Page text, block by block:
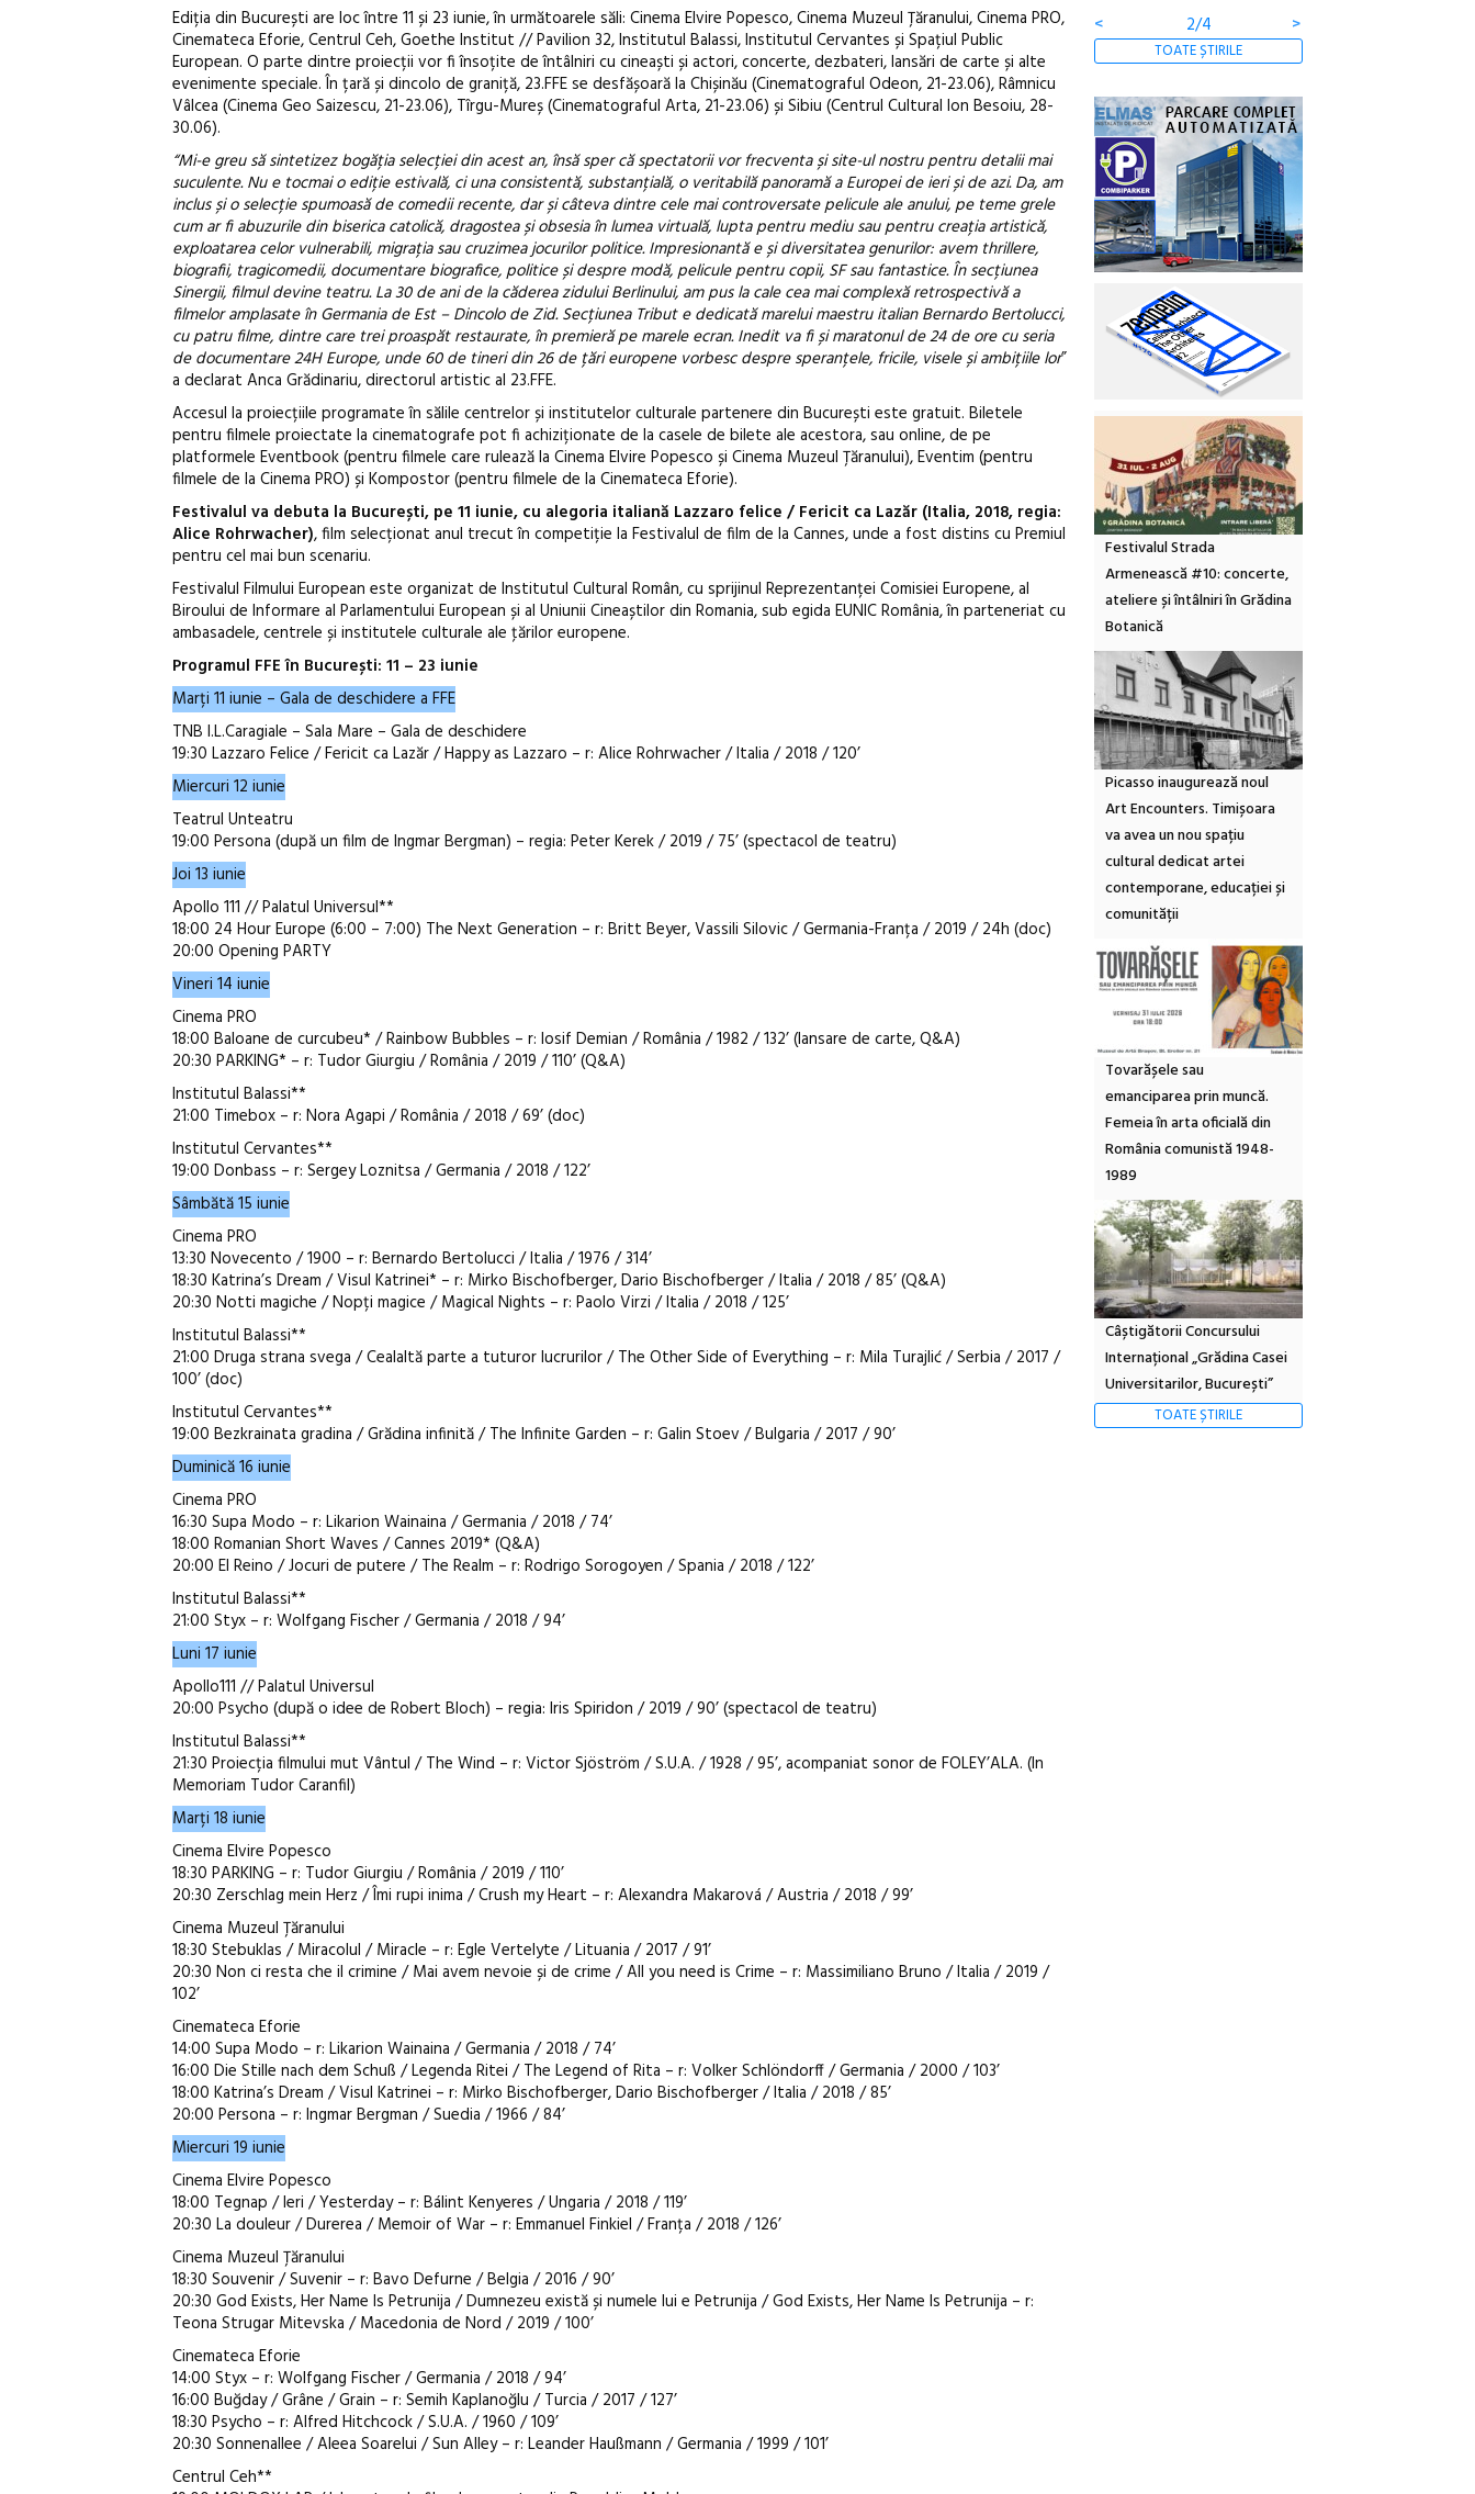
Ediția din București are loc între 11 și 23 iunie, în următoarele săli: Cinema Elvire Popesco, Cinema Muzeul Țăranului, Cinema PRO,
Cinemateca Eforie, Centrul Ceh, Goethe Institut // Pavilion 32, Institutul Balassi, Institutul Cervantes și Spațiul Public
European. O parte dintre proiecții vor fi însoțite de întâlniri cu cineaști și actori, concerte, dezbateri, lansări de carte și alte
evenimente speciale. În țară și dincolo de graniță, 23.FFE se desfășoară la Chișinău (Cinematograful Odeon, 21-23.06), Râmnicu
Vâlcea (Cinema Geo Saizescu, 21-23.06), Tîrgu-Mureș (Cinematograful Arta, 21-23.06) și Sibiu (Centrul Cultural Ion Besoiu, 28-
30.06).
“Mi-e greu să sintetizez bogăția selecției din acest an, însă sper că spectatorii vor frecventa și site-ul nostru pentru detalii mai
suculente. Nu e tocmai o ediție estivală, ci una consistentă, substanțială, o veritabilă panoramă a Europei de ieri și de azi. Da, am
inclus și o selecție spumoasă de comedii recente, dar și câteva dintre cele mai controversate pelicule ale anului, pe teme grele
cum ar fi abuzurile din biserica catolică, dragostea și obsesia în lumea virtuală, lupta pentru mediu sau pentru creația artistică,
exploatarea celor vulnerabili, migrația sau cruzimea jocurilor politice. Impresionantă e și diversitatea genurilor: avem thrillere,
biografii, tragicomedii, documentare biografice, politice și despre modă, pelicule pentru copii, SF sau fantastice. În secțiunea
Sinergii, filmul devine teatru. La 30 de ani de la căderea zidului Berlinului, am pus la cale cea mai complexă retrospectivă a
filmelor amplasate în Germania de Est – Dincolo de Zid. Secțiunea Tribut e dedicată marelui maestru italian Bernardo Bertolucci,
cu patru filme, dintre care trei proaspăt restaurate, în premieră pe marele ecran. Inedit va fi și maratonul de 24 de ore cu seria
de documentare 24H Europe, unde 60 de tineri din 26 de țări europene vorbesc despre speranțele, fricile, visele și ambițiile lor”
a declarat Anca Grădinariu, directorul artistic al 23.FFE.
Accesul la proiecțiile programate în sălile centrelor și institutelor culturale partenere din București este gratuit. Biletele
pentru filmele proiectate la cinematografe pot fi achiziționate de la casele de bilete ale acestora, sau online, de pe
platformele Eventbook (pentru filmele care rulează la Cinema Elvire Popesco și Cinema Muzeul Țăranului), Eventim (pentru
filmele de la Cinema PRO) și Kompostor (pentru filmele de la Cinemateca Eforie).
Festivalul va debuta la București, pe 11 iunie, cu alegoria italiană Lazzaro felice / Fericit ca Lazăr (Italia, 2018, regia:
Alice Rohrwacher), film selecționat anul trecut în competiție la Festivalul de film de la Cannes, unde a fost distins cu Premiul
pentru cel mai bun scenariu.
Festivalul Filmului European este organizat de Institutul Cultural Român, cu sprijinul Reprezentanței Comisiei Europene, al
Biroului de Informare al Parlamentului European și al Uniunii Cineaștilor din Romania, sub egida EUNIC România, în parteneriat cu
ambasadele, centrele și institutele culturale ale ţărilor europene.
Programul FFE în București: 11 – 23 iunie
Marți 11 iunie – Gala de deschidere a FFE
TNB I.L.Caragiale – Sala Mare – Gala de deschidere
19:30 Lazzaro Felice / Fericit ca Lazăr / Happy as Lazzaro – r: Alice Rohrwacher / Italia / 2018 / 120’
Miercuri 12 iunie
Teatrul Unteatru
19:00 Persona (după un film de Ingmar Bergman) – regia: Peter Kerek / 2019 / 75’ (spectacol de teatru)
Joi 13 iunie
Apollo 111 // Palatul Universul**
18:00 24 Hour Europe (6:00 – 7:00) The Next Generation – r: Britt Beyer, Vassili Silovic / Germania-Franța / 2019 / 24h (doc)
20:00 Opening PARTY
Vineri 14 iunie
Cinema PRO
18:00 Baloane de curcubeu* / Rainbow Bubbles – r: Iosif Demian / România / 1982 / 132’ (lansare de carte, Q&A)
20:30 PARKING* – r: Tudor Giurgiu / România / 2019 / 110’ (Q&A)
Institutul Balassi**
21:00 Timebox – r: Nora Agapi / România / 2018 / 69’ (doc)
Institutul Cervantes**
19:00 Donbass – r: Sergey Loznitsa / Germania / 2018 / 122’
Sâmbătă 15 iunie
Cinema PRO
13:30 Novecento / 1900 – r: Bernardo Bertolucci / Italia / 1976 / 314’
18:30 Katrina’s Dream / Visul Katrinei* – r: Mirko Bischofberger, Dario Bischofberger / Italia / 2018 / 85’ (Q&A)
20:30 Notti magiche / Nopți magice / Magical Nights – r: Paolo Virzi / Italia / 2018 / 125’
Institutul Balassi**
21:00 Druga strana svega / Cealaltă parte a tuturor lucrurilor / The Other Side of Everything – r: Mila Turajlić / Serbia / 2017 /
100’ (doc)
Institutul Cervantes**
19:00 Bezkrainata gradina / Grădina infinită / The Infinite Garden – r: Galin Stoev / Bulgaria / 2017 / 90’
Duminică 16 iunie
Cinema PRO
16:30 Supa Modo – r: Likarion Wainaina / Germania / 2018 / 74’
18:00 Romanian Short Waves / Cannes 2019* (Q&A)
20:00 El Reino / Jocuri de putere / The Realm – r: Rodrigo Sorogoyen / Spania / 2018 / 122’
Institutul Balassi**
21:00 Styx – r: Wolfgang Fischer / Germania / 2018 / 94’
Luni 17 iunie
Apollo111 // Palatul Universul
20:00 Psycho (după o idee de Robert Bloch) – regia: Iris Spiridon / 2019 / 90’ (spectacol de teatru)
Institutul Balassi**
21:30 Proiecția filmului mut Vântul / The Wind – r: Victor Sjöström / S.U.A. / 1928 / 95’, acompaniat sonor de FOLEY’ALA. (In
Memoriam Tudor Caranfil)
Marți 18 iunie
Cinema Elvire Popesco
18:30 PARKING – r: Tudor Giurgiu / România / 2019 / 110’
20:30 Zerschlag mein Herz / Îmi rupi inima / Crush my Heart – r: Alexandra Makarová / Austria / 2018 / 99’
Cinema Muzeul Țăranului
18:30 Stebuklas / Miracolul / Miracle – r: Egle Vertelyte / Lituania / 2017 / 91’
20:30 Non ci resta che il crimine / Mai avem nevoie și de crime / All you need is Crime – r: Massimiliano Bruno / Italia / 2019 /
102’
Cinemateca Eforie
14:00 Supa Modo – r: Likarion Wainaina / Germania / 2018 / 74’
16:00 Die Stille nach dem Schuß / Legenda Ritei / The Legend of Rita – r: Volker Schlöndorff / Germania / 2000 / 103’
18:00 Katrina’s Dream / Visul Katrinei – r: Mirko Bischofberger, Dario Bischofberger / Italia / 2018 / 85’
20:00 Persona – r: Ingmar Bergman / Suedia / 1966 / 84’
Miercuri 19 iunie
Cinema Elvire Popesco
18:00 Tegnap / Ieri / Yesterday – r: Bálint Kenyeres / Ungaria / 2018 / 119’
20:30 La douleur / Durerea / Memoir of War – r: Emmanuel Finkiel / Franța / 2018 / 126’
Cinema Muzeul Țăranului
18:30 Souvenir / Suvenir – r: Bavo Defurne / Belgia / 2016 / 90’
20:30 God Exists, Her Name Is Petrunija / Dumnezeu există și numele lui e Petrunija / God Exists, Her Name Is Petrunija – r:
Teona Strugar Mitevska / Macedonia de Nord / 2019 / 100’
Cinemateca Eforie
14:00 Styx – r: Wolfgang Fischer / Germania / 2018 / 94’
16:00 Buğday / Grâne / Grain – r: Semih Kaplanoğlu / Turcia / 2017 / 127’
18:30 Psycho – r: Alfred Hitchcock / S.U.A. / 1960 / 109’
20:30 Sonnenallee / Aleea Soarelui / Sun Alley – r: Leander Haußmann / Germania / 1999 / 101’
Centrul Ceh**
< 3/4 >
TOATE ȘTIRILE
Festivalul Strada
Armenească #10: concerte,
ateliere și întâlniri în Grădina
Botanică
Picasso inaugurează noul
Art Encounters. Timișoara
va avea un nou spațiu
cultural dedicat artei
contemporane, educației și
comunității
Tovarășele sau
emanciparea prin muncă.
Femeia în arta oficială din
România comunistă 1948-
1989
Câștigătorii Concursului
Internațional „Grădina Casei
Universitarilor, București”
TOATE ȘTIRILE